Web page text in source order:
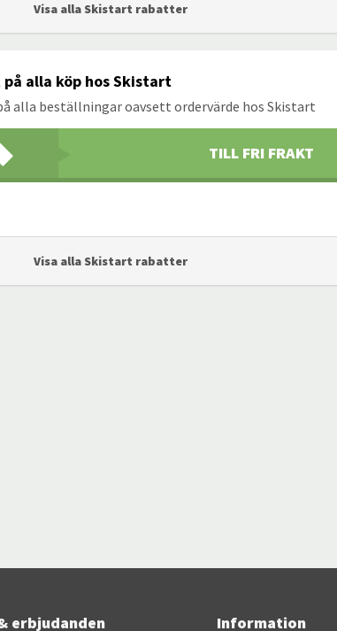
Visa alla Skistart rabatter
alla köp hos Skistart
alla beställningar oavsett ordervärde hos Skistart
TILL FRI FRAKT
Visa alla Skistart rabatter
Information
erbjudanden